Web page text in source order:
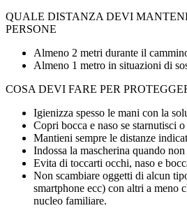
QUALE DISTANZA DEVI
PERSONE
Almeno 2 metri durante il
Almeno 1 metro in situazioni di
COSA DEVI FARE PER
Igienizza spesso le mani con la
Copri bocca e naso se starnutisci o
Mantieni sempre le distanze
Indossa la mascherina quando
Evita di toccarti occhi, naso e
Non scambiare oggetti di alcun
smartphone ecc) con altri a meno
nucleo familiare.